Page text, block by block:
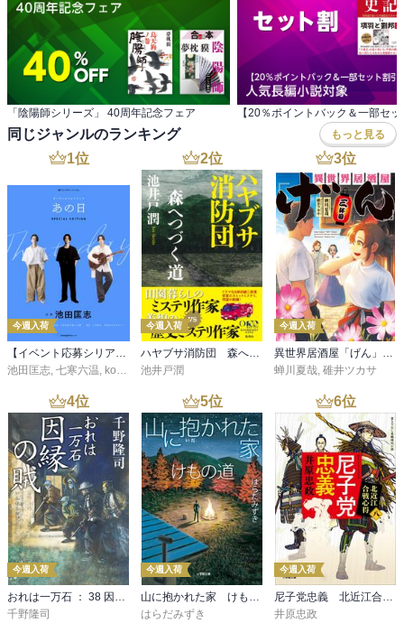
「陰陽師シリーズ」 40周年記念フェア
同じジャンルのランキング もっと見る
1位
今週入荷
【イベント応募シリアルコード付】池田匡志出演・オーディオフォトブック「あの日」SPECIAL EDITION（音声／動画付）
池田匡志, 七寒六温, konoko58 ,村崎キコ
2位
今週入荷
ハヤブサ消防団 森へつづく道
池井戸潤
3位
今週入荷
異世界居酒屋「げん」三杯目
蝉川夏哉, 碓井ツカサ
4位
今週入荷
千野隆司
5位
今週入荷
はらだみずき
6位
今週入荷
井原忠政